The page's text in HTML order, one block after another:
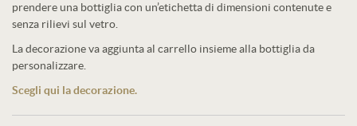
prendere una bottiglia con un’etichetta di dimensioni contenute e
senza rilievi sul vetro.
La decorazione va aggiunta al carrello insieme alla bottiglia da
personalizzare.
Scegli qui la decorazione.